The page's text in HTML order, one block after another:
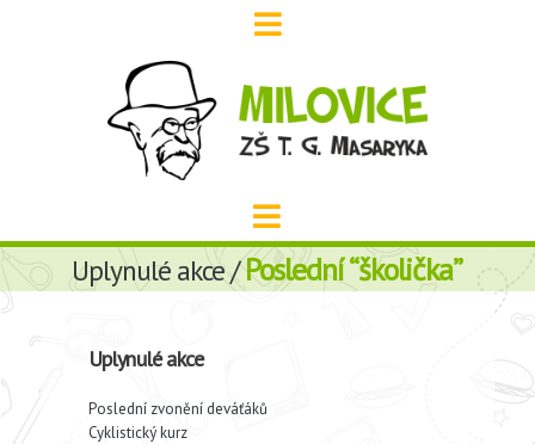
Uplynulé akce /Poslední “školička”
Uplynulé akce
Poslední zvonění deváťáků
Cyklistický kurz